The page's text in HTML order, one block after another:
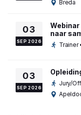
Breda
03
SEP 2026
naar
Trainer
03
SEP 2026
Jury/